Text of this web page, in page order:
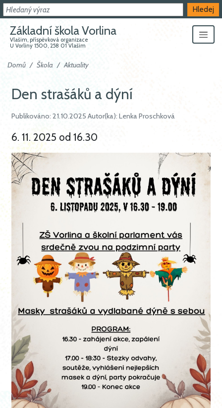
Hledat
Hledej
Základní škola Vorlina
Vlašim, příspěvková organizace
U Vorliny 1500, 258 01 Vlašim
Domů Škola Aktuality
Den strašáků a dýní
Publikováno: 21.10.2025 Autor(ka): Lenka Proschková
6. 11. 2025 od 16.30